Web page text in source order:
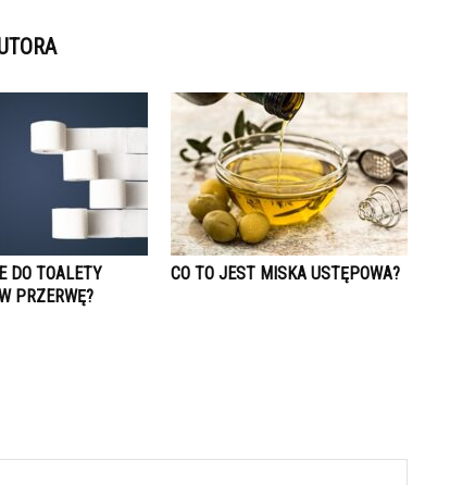
DO TOALETY
PRZERWĘ?
CO TO JEST MISKA USTĘPOWA?